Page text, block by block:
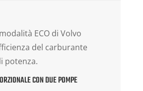
ECO di Volvo
del carburante
potenza.
CON DUE POMPE